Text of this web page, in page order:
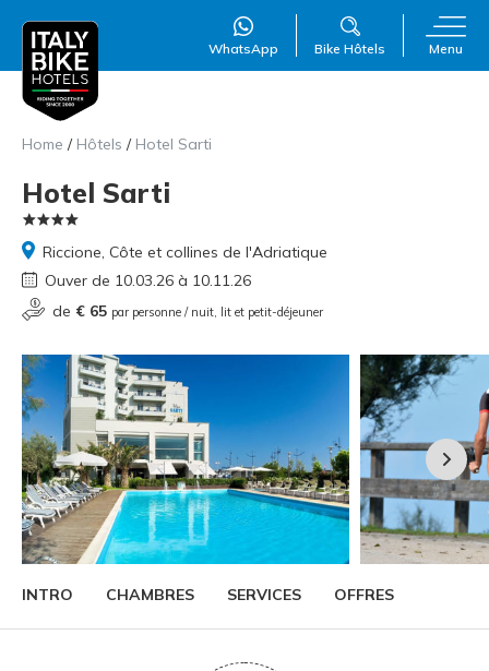
Menu
Bike Hôtels
WhatsApp
Home / Hôtels / Hotel Sarti
Hotel Sarti
Riccione, Côte et collines de l'Adriatique
Ouver de 10.03.26 à 10.11.26
de € 65 par personne / nuit, lit et petit-déjeuner
INTRO CHAMBRES SERVICES OFFRES
WillAI